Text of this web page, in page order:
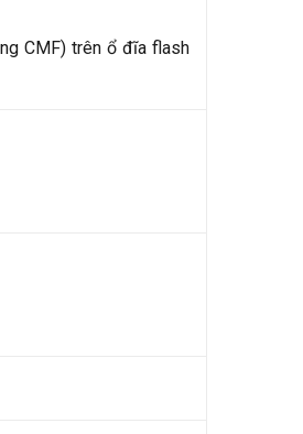
CMF) trên ổ đĩa flash